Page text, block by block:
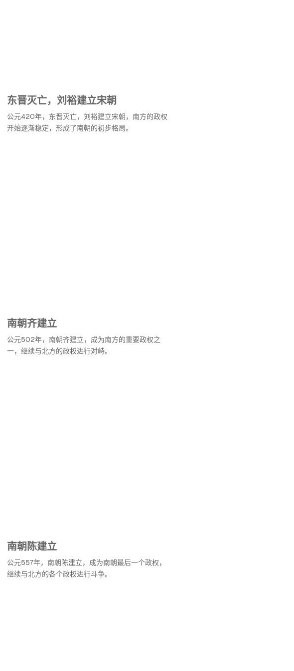
东晋灭亡，刘裕建立宋朝
公元420年，东晋灭亡，刘裕建立宋朝，南方的政权
开始逐渐稳定，形成了南朝的初步格局。
南朝齐建立
公元502年，南朝齐建立，成为南方的重要政权之
一，继续与北方的政权进行对峙。
南朝陈建立
公元557年，南朝陈建立，成为南朝最后一个政权，
继续与北方的各个政权进行斗争。